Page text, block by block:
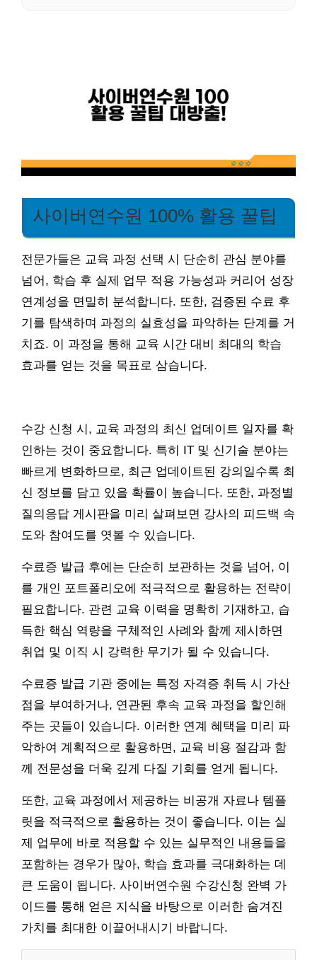
사이버연수원 100% 활용 꿀팁
전문가들은 교육 과정 선택 시 단순히 관심 분야를
넘어, 학습 후 실제 업무 적용 가능성과 커리어 성장
연계성을 면밀히 분석합니다. 또한, 검증된 수료 후
기를 탐색하며 과정의 실효성을 파악하는 단계를 거
치죠. 이 과정을 통해 교육 시간 대비 최대의 학습
효과를 얻는 것을 목표로 삼습니다.
수강 신청 시, 교육 과정의 최신 업데이트 일자를 확
인하는 것이 중요합니다. 특히 IT 및 신기술 분야는
빠르게 변화하므로, 최근 업데이트된 강의일수록 최
신 정보를 담고 있을 확률이 높습니다. 또한, 과정별
질의응답 게시판을 미리 살펴보면 강사의 피드백 속
도와 참여도를 엿볼 수 있습니다.
수료증 발급 후에는 단순히 보관하는 것을 넘어, 이
를 개인 포트폴리오에 적극적으로 활용하는 전략이
필요합니다. 관련 교육 이력을 명확히 기재하고, 습
득한 핵심 역량을 구체적인 사례와 함께 제시하면
취업 및 이직 시 강력한 무기가 될 수 있습니다.
수료증 발급 기관 중에는 특정 자격증 취득 시 가산
점을 부여하거나, 연관된 후속 교육 과정을 할인해
주는 곳들이 있습니다. 이러한 연계 혜택을 미리 파
악하여 계획적으로 활용하면, 교육 비용 절감과 함
께 전문성을 더욱 깊게 다질 기회를 얻게 됩니다.
또한, 교육 과정에서 제공하는 비공개 자료나 템플
릿을 적극적으로 활용하는 것이 좋습니다. 이는 실
제 업무에 바로 적용할 수 있는 실무적인 내용들을
포함하는 경우가 많아, 학습 효과를 극대화하는 데
큰 도움이 됩니다. 사이버연수원 수강신청 완벽 가
이드를 통해 얻은 지식을 바탕으로 이러한 숨겨진
가치를 최대한 이끌어내시기 바랍니다.